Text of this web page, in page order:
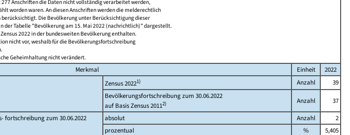
Anschriften die Daten nicht vollständig verarbeitet werden,
worden waren. An diesen Anschriften werden die melderechtlich
Die Bevölkerung unter Berücksichtigung dieser
der Tabelle "Bevölkerung am 15. Mai 2022 (nachrichtlich)" dargestellt.
2022 in der bundesweiten Bevölkerung enthalten.
nicht vor, weshalb für die Bevölkerungsfortschreibung
Geheimhaltung nicht verändert.
Merkmal Einheit
2022
Zensus 20221) Anzahl
39
Bevölkerungsfortschreibung zum 30.06.2022
auf Basis Zensus 20112) Anzahl 37
fortschreibung zum 30.06.2022
absolut Anzahl
2
prozentual
%
5,405